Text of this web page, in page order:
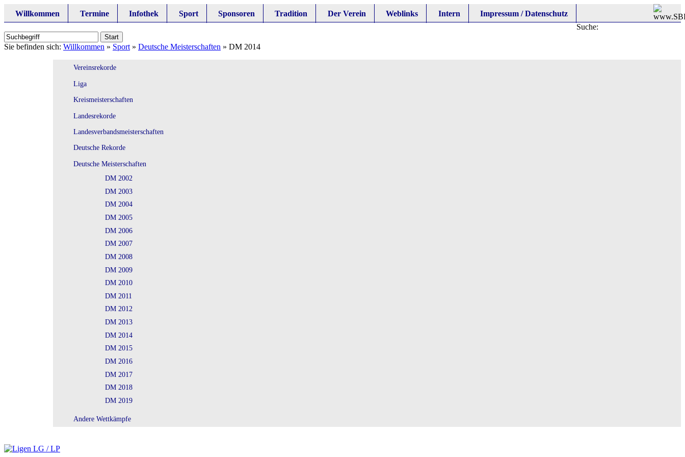
Willkommen Termine Infothek Sport Sponsoren Tradition Der Verein Weblinks Intern
Impressum / Datenschutz
Suche:
Sie befinden sich: Willkommen » Sport » Deutsche Meisterschaften » DM 2014
Vereinsrekorde
Liga
Kreismeisterschaften
Landesrekorde
Landesverbandsmeisterschaften
Deutsche Rekorde
Deutsche Meisterschaften
DM 2002
DM 2003
DM 2004
DM 2005
DM 2006
DM 2007
DM 2008
DM 2009
DM 2010
DM 2011
DM 2012
DM 2013
DM 2014
DM 2015
DM 2016
DM 2017
DM 2018
DM 2019
Andere Wettkämpfe